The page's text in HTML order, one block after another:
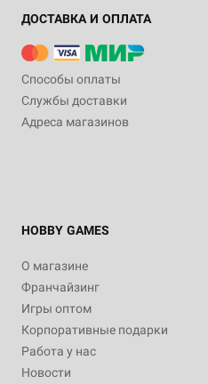
ДОСТАВКА И ОПЛАТА
Способы оплаты
Службы доставки
Адреса магазинов
HOBBY GAMES
О магазине
Франчайзинг
Игры оптом
Корпоративные подарки
Работа у нас
Новости